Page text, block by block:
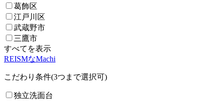
葛飾区
江戸川区
武蔵野市
三鷹市
すべてを表示
REISMなMachi
こだわり条件(3つまで選択可)
独立洗面台